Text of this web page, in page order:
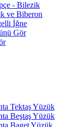
- Bilezik
ve Biberon
İğne
Gör
Tektaş Yüzük
Beştaş Yüzük
Baget Yüzük